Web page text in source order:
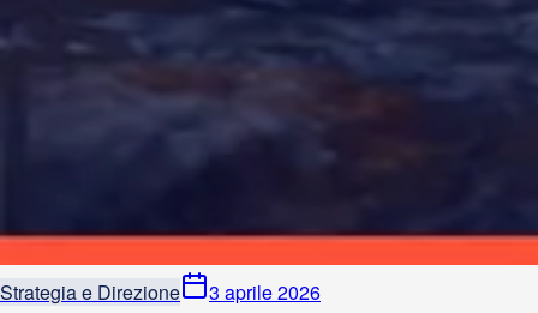
Strategia e Direzione 3 aprile 2026